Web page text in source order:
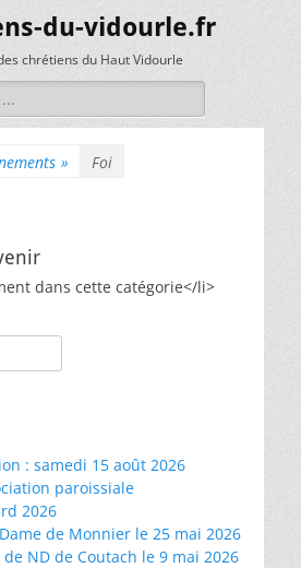
du-vidourle.fr
chrétiens du Haut Vidourle
» Foi
dans cette catégorie</li>
: samedi 15 août 2026
paroissiale
2026
de Monnier le 25 mai 2026
ND de Coutach le 9 mai 2026